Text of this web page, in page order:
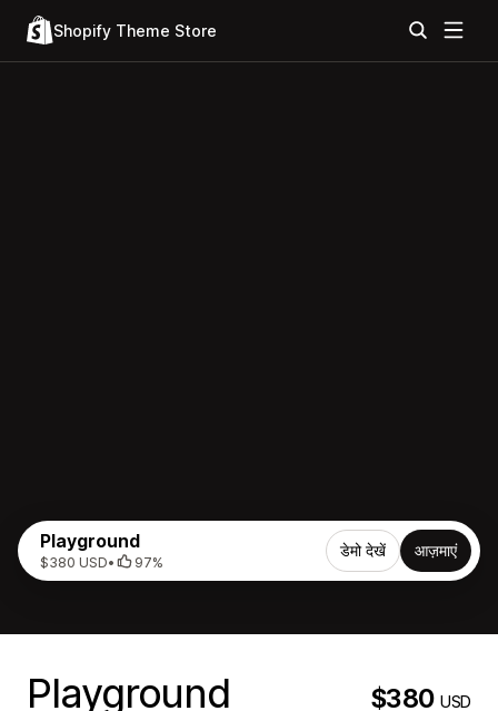
Shopify Theme Store
Playground
$380 USD• 97%
डेमो देखें आज़माएं
Playground $380USD